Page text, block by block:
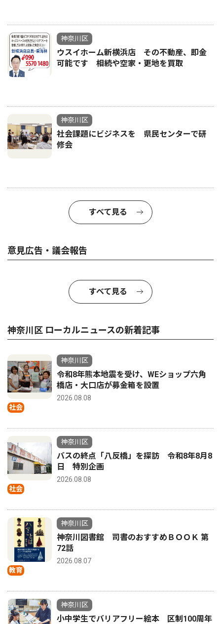
神奈川区
ウスイホーム新横浜店 その不動産、即金
可能です 相続や空家・更地を買取
神奈川区
社会課題にビジネスを 県民センターで研
修会
すべて見る
意見広告・議会報告
すべて見る
神奈川区 ローカルニュースの新着記事
社会
神奈川区
令和8年熊本地震を受け、WEショップ六角
橋店・大口店が募金箱を設置
2026.08.08
社会
神奈川区
バスの終点「八反橋」を探訪 令和8年8月8
日 特別企画
2026.08.08
教育
神奈川区
神奈川図書館 司書のおすすめＢＯＯＫ 第
72話
2026.08.07
神奈川区
小中学生でバリアフリー絵本 区制100周年